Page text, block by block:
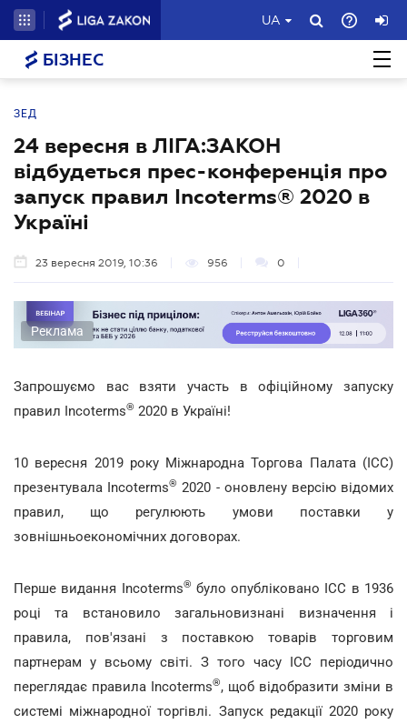
UA
БІЗНЕС
ЗЕД
24 вересня в ЛІГА:ЗАКОН
відбудеться прес-конференція про
запуск правил Incoterms® 2020 в
Україні
23 вересня 2019, 10:36 956 0
Реклама
Запрошуємо вас взяти участь в офіційному запуску
правил Incoterms® 2020 в Україні!
10 вересня 2019 року Міжнародна Торгова Палата (ІСС)
презентувала Incoterms® 2020 - оновлену версію відомих
правил, що регулюють умови поставки у
зовнішньоекономічних договорах.
Перше видання Incoterms® було опубліковано ІСС в 1936
році та встановило загальновизнані визначення і
правила, пов'язані з поставкою товарів торговим
партнерам у всьому світі. З того часу ІСС періодично
переглядає правила Incoterms®, щоб відобразити зміни в
системі міжнародної торгівлі. Запуск редакції 2020 року